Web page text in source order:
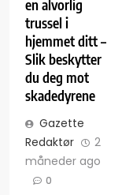
en alvorlig
trussel i
hjemmet ditt –
Slik beskytter
du deg mot
skadedyrene
Gazette
Redaktør
2
måneder ago
0